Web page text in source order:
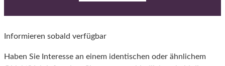
Informieren sobald verfügbar
Haben Sie Interesse an einem identischen oder ähnlichem